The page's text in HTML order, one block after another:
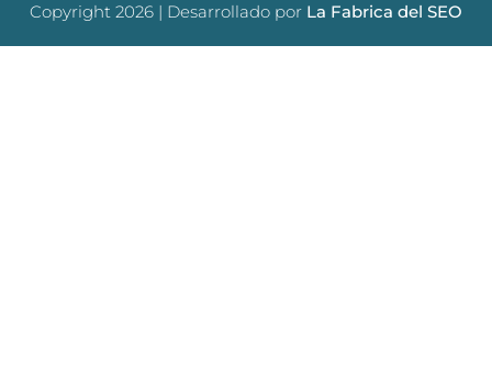
Copyright 2026 | Desarrollado por La Fabrica del SEO